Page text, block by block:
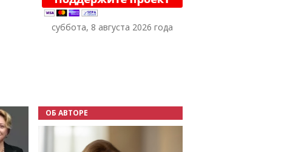
суббота, 8 августа 2026 года
ОБ АВТОРЕ